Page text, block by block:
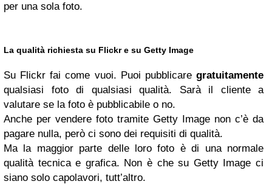
per una sola foto.
La qualità richiesta su Flickr e su Getty Image
Su Flickr fai come vuoi. Puoi pubblicare gratuitamente
qualsiasi foto di qualsiasi qualità. Sarà il cliente a
valutare se la foto è pubblicabile o no.
Anche per vendere foto tramite Getty Image non c’è da
pagare nulla, però ci sono dei requisiti di qualità.
Ma la maggior parte delle loro foto è di una normale
qualità tecnica e grafica. Non è che su Getty Image ci
siano solo capolavori, tutt’altro.